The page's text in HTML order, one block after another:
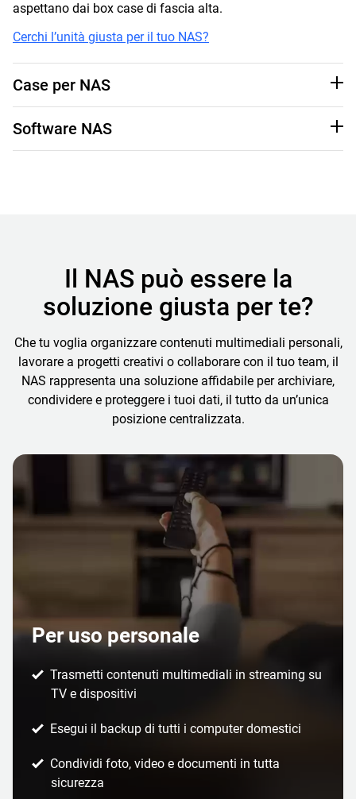
aspettano dai box case di fascia alta.
Cerchi l’unità giusta per il tuo NAS?
Case per NAS
rete. Marchi come QNAP e ASUSTOR offrono box case
ricchi di funzionalità, progettati per vari usi, dallo
Software NAS
Il NAS può essere la
soluzione giusta per te?
Che tu voglia organizzare contenuti multimediali personali,
lavorare a progetti creativi o collaborare con il tuo team, il
NAS rappresenta una soluzione affidabile per archiviare,
condividere e proteggere i tuoi dati, il tutto da un’unica
posizione centralizzata.
Per uso personale
Trasmetti contenuti multimediali in streaming su
TV e dispositivi
Esegui il backup di tutti i computer domestici
Condividi foto, video e documenti in tutta
sicurezza